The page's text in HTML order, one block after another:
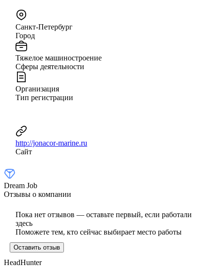
Санкт-Петербург
Город
Тяжелое машиностроение
Сферы деятельности
Организация
Тип регистрации
http://jonacor-marine.ru
Сайт
Dream Job
Отзывы о компании
Пока нет отзывов — оставьте первый, если работали
здесь
Поможете тем, кто сейчас выбирает место работы
Оставить отзыв
HeadHunter